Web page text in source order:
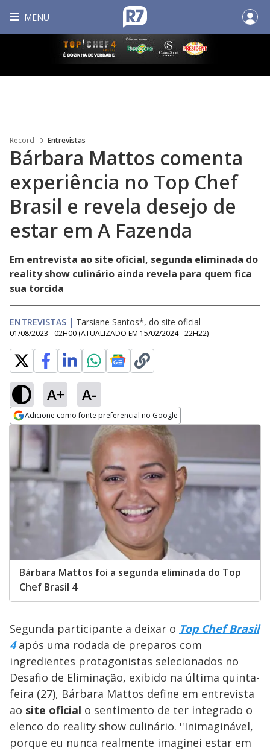
MENU
Record Entrevistas
Bárbara Mattos comenta
experiência no Top Chef
Brasil e revela desejo de
estar em A Fazenda
Em entrevista ao site oficial, segunda eliminada do
reality show culinário ainda revela para quem fica
sua torcida
ENTREVISTAS | Tarsiane Santos*, do site oficial
01/08/2023 - 02H00 (ATUALIZADO EM 15/02/2024 - 22H22)
A+ A-
Adicione como fonte preferencial no Google
Opens in new window
Bárbara Mattos foi a segunda eliminada do Top
Chef Brasil 4
Segunda participante a deixar o Top Chef Brasil
4após uma rodada de preparos com
ingredientes protagonistas selecionados no
Desafio de Eliminação, exibido na última quinta-
feira (27), Bárbara Mattos define em entrevista
ao site oficial o sentimento de ter integrado o
elenco do reality show culinário. ''Inimaginável,
porque eu nunca realmente imaginei estar em